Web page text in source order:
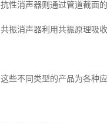
抗性消声器则通过管道截面
共振消声器利用共振原理吸
这些不同类型的产品为各种